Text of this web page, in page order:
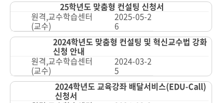
25학년도 맞춤형 컨설팅 신청서
원격,교수학습센터
(교수)
2025-05-2
6
2024학년도 맞춤형 컨설팅 및 혁신교수법 강화
신청 안내
원격,교수학습센터
(교수)
2024-03-2
5
2024학년도 교육강좌 배달서비스(EDU-Call)
신청서